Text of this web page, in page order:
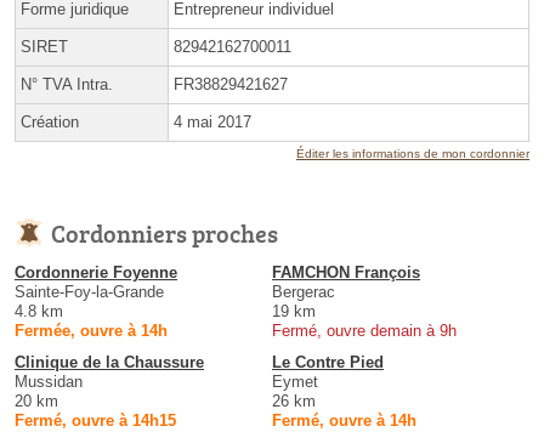
Forme juridique Entrepreneur individuel
SIRET 82942162700011
N° TVA Intra. FR38829421627
Création 4 mai 2017
Éditer les informations de mon cordonnier
Cordonniers proches
Cordonnerie Foyenne
Sainte-Foy-la-Grande
4.8 km
Fermée, ouvre à 14h
FAMCHON François
Bergerac
19 km
Fermé, ouvre demain à 9h
Clinique de la Chaussure
Mussidan
20 km
Fermé, ouvre à 14h15
Le Contre Pied
Eymet
26 km
Fermé, ouvre à 14h